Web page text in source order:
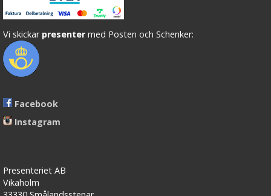
Vi skickar presenter med Posten och Schenker:
Facebook
Instagram
Presenteriet AB
Vikaholm